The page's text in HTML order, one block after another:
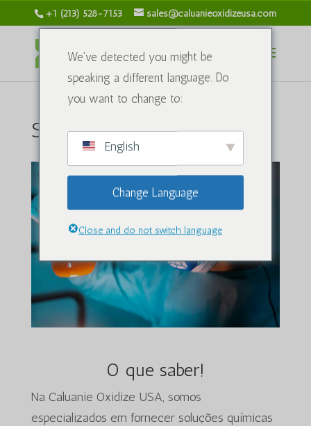
+1 (213) 528-7153 sales@caluanieoxidizeusa.com
Sobre nós
O que saber!
Na Caluanie Oxidize USA, somos
especializados em fornecer soluções químicas
We've detected you might be
speaking a different language. Do
you want to change to:
English
Change Language
Close and do not switch language